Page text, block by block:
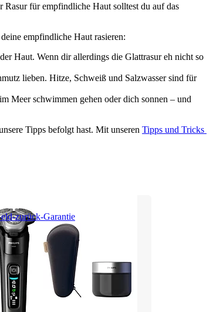
Rasur für empfindliche Haut solltest du auf das
empfindliche Haut rasieren:
Haut. Wenn dir allerdings die Glattrasur eh nicht so
lieben. Hitze, Schweiß und Salzwasser sind für
Meer schwimmen gehen oder dich sonnen – und
Tipps befolgt hast. Mit unseren Tipps und Tricks
zurück-Garantie